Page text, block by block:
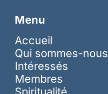
Menu
Accueil
Qui sommes-nous
Intéressés
Membres
Spiritualité